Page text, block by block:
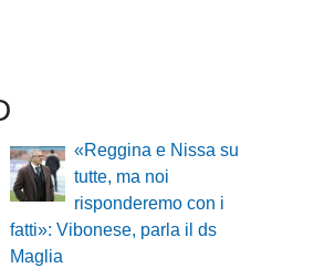
«Reggina e Nissa su
tutte, ma noi
risponderemo con i
fatti»: Vibonese, parla il ds
Maglia